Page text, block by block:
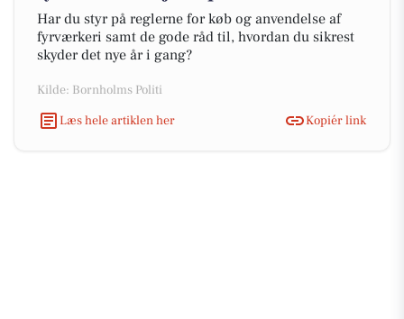
Har du styr på reglerne for køb og anvendelse af
fyrværkeri samt de gode råd til, hvordan du sikrest
skyder det nye år i gang?
Kilde: Bornholms Politi
Læs hele artiklen her
Kopiér link